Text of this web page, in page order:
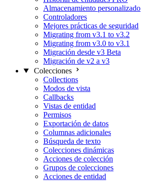
Almacenamiento personalizado
Controladores
Mejores prácticas de seguridad
Migrating from v3.1 to v3.2
Migrating from v3.0 to v3.1
Migración desde v3 Beta
Migración de v2 a v3
Colecciones
Collections
Modos de vista
Callbacks
Vistas de entidad
Permisos
Exportación de datos
Columnas adicionales
Búsqueda de texto
Colecciones dinámicas
Acciones de colección
Grupos de colecciones
Acciones de entidad